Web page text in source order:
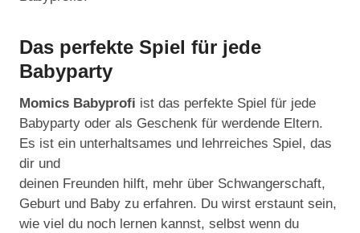
Das perfekte Spiel für jede
Babyparty
Momics Babyprofi ist das perfekte Spiel für jede
Babyparty oder als Geschenk für werdende Eltern.
Es ist ein unterhaltsames und lehrreiches Spiel, das
dir und
deinen Freunden hilft, mehr über Schwangerschaft,
Geburt und Baby zu erfahren. Du wirst erstaunt sein,
wie viel du noch lernen kannst, selbst wenn du